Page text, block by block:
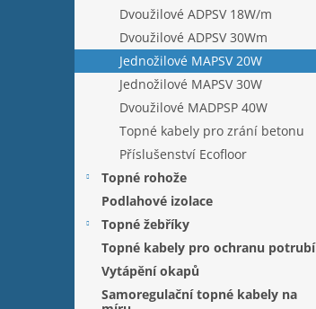
Dvoužilové ADPSV 18W/m
Dvoužilové ADPSV 30Wm
Jednožilové MAPSV 20W
Jednožilové MAPSV 30W
Dvoužilové MADPSP 40W
Topné kabely pro zrání betonu
Příslušenství Ecofloor
Topné rohože
Podlahové izolace
Topné žebříky
Topné kabely pro ochranu potrubí
Vytápění okapů
Samoregulační topné kabely na